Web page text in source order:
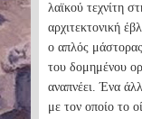
λαϊκού τεχνίτη
αρχιτεκτονική
ο απλός
του δομημένου
αναπνέει. Ένα
με τον οποίο το